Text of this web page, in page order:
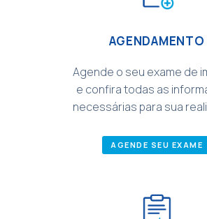
AGENDAMENTO
Agende o seu exame de
e confira todas as
necessárias para sua
AGENDE SEU EXAME